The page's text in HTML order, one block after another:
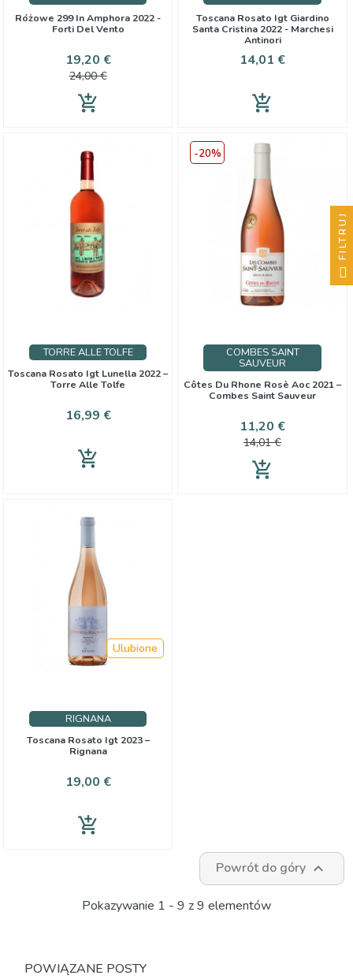
Różowe 299 In Amphora 2022 -
Forti Del Vento
Cena
19,20 €Cena
24,00 €
add_shopping_cart
Toscana Rosato Igt Giardino
Santa Cristina 2022 - Marchesi
Antinori
Cena
14,01 €
add_shopping_cart
TORRE ALLE TOLFE
Toscana Rosato Igt Lunella 2022 –
Torre Alle Tolfe
Cena
16,99 €
add_shopping_cart
COMBES SAINT
SAUVEUR
Côtes Du Rhone Rosè Aoc 2021 –
Combes Saint Sauveur
Cena
11,20 €Cena
14,01 €
add_shopping_cart
-20%
RIGNANA
Toscana Rosato Igt 2023 –
Rignana
Cena
19,00 €
Ulubione
add_shopping_cart
Powrót do góry 
Pokazywanie 1 - 9 z 9 elementów
POWIĄZANE POSTY
FILTRUJ